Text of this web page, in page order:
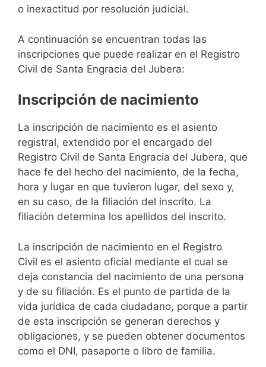
o inexactitud por resolución judicial.
A continuación se encuentran todas las
inscripciones que puede realizar en el Registro
Civil de Santa Engracia del Jubera:
Inscripción de nacimiento
La inscripción de nacimiento es el asiento
registral, extendido por el encargado del
Registro Civil de Santa Engracia del Jubera, que
hace fe del hecho del nacimiento, de la fecha,
hora y lugar en que tuvieron lugar, del sexo y,
en su caso, de la filiación del inscrito. La
filiación determina los apellidos del inscrito.
La inscripción de nacimiento en el Registro
Civil es el asiento oficial mediante el cual se
deja constancia del nacimiento de una persona
y de su filiación. Es el punto de partida de la
vida jurídica de cada ciudadano, porque a partir
de esta inscripción se generan derechos y
obligaciones, y se pueden obtener documentos
como el DNI, pasaporte o libro de familia.